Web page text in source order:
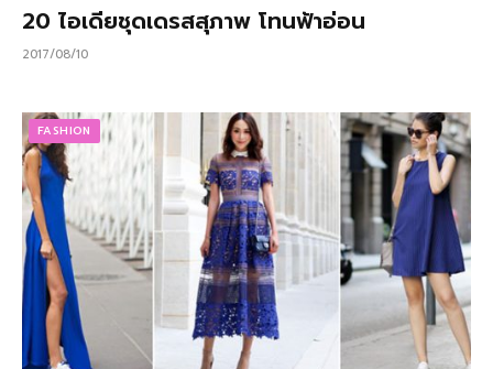
20 ไอเดียชุดเดรสสุภาพ โทนฟ้าอ่อน
2017/08/10
FASHION